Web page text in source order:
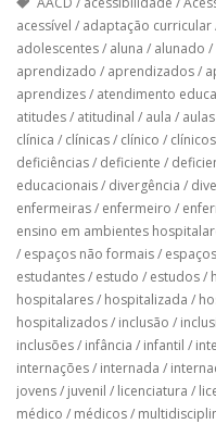
acessível / adaptação curricular
adolescentes/ aluna / alunado /
aprendizado / aprendizados/
aprendizes/ atendimento
atitudes/ atitudinal / aula / aulas
clínica / clínicas/ clínico / clínicos
deficiências/ deficiente /
educacionais/ divergência /
enfermeiras/ enfermeiro /
ensino em ambientes
/ espaços não formais/
estudantes/ estudo / estudos/
hospitalares/ hospitalizada /
hospitalizados/ inclusão /
inclusões/ infância / infantil /
internações/ internada /
jovens/ juvenil / licenciatura /
médico / médicos/